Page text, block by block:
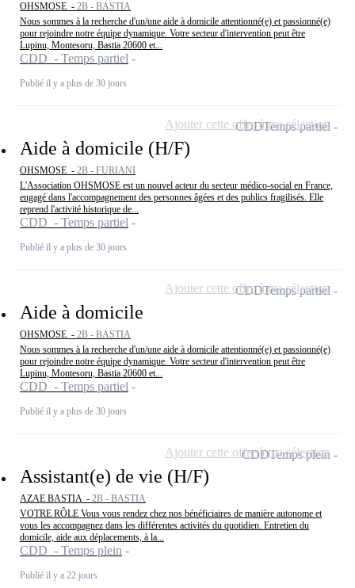
OHSMOSE - 2B - BASTIA
Nous sommes à la recherche d'un/une aide à domicile attentionné(e) et passionné(e)
pour rejoindre notre équipe dynamique. Votre secteur d'intervention peut être
Lupinu, Montesoru, Bastia 20600 et...
CDD - Temps partiel
Publié il y a plus de 30 jours
Aide à domicile (H/F)
OHSMOSE - 2B - FURIANI
L'Association OHSMOSE est un nouvel acteur du secteur médico-social en France,
engagé dans l'accompagnement des personnes âgées et des publics fragilisés. Elle
reprend l'activité historique de...
CDD - Temps partiel
Publié il y a plus de 30 jours
CDDTemps partiel
Ajouter cette offre à ma sélection
Aide à domicile
OHSMOSE - 2B - BASTIA
Nous sommes à la recherche d'un/une aide à domicile attentionné(e) et passionné(e)
pour rejoindre notre équipe dynamique. Votre secteur d'intervention peut être
Lupinu, Montesoru, Bastia 20600 et...
CDD - Temps partiel
Publié il y a plus de 30 jours
CDDTemps partiel
Ajouter cette offre à ma sélection
Assistant(e) de vie (H/F)
AZAE BASTIA - 2B - BASTIA
VOTRE RÔLE Vous vous rendez chez nos bénéficiaires de manière autonome et
vous les accompagnez dans les différentes activités du quotidien. Entretien du
domicile, aide aux déplacements, à la...
CDD - Temps plein
Publié il y a 22 jours
CDDTemps plein
Ajouter cette offre à ma sélection